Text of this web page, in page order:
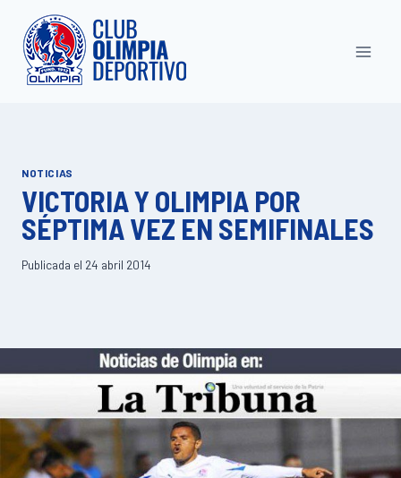
contenido
NOTICIAS
VICTORIA Y OLIMPIA POR
SÉPTIMA VEZ EN SEMIFINALES
Publicada el 24 abril 2014